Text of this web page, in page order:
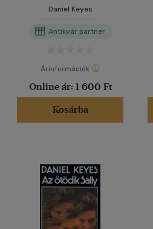
Daniel Keyes
Antikvár partner
Árinformációk
Online ár: 1 600 Ft
Kosárba